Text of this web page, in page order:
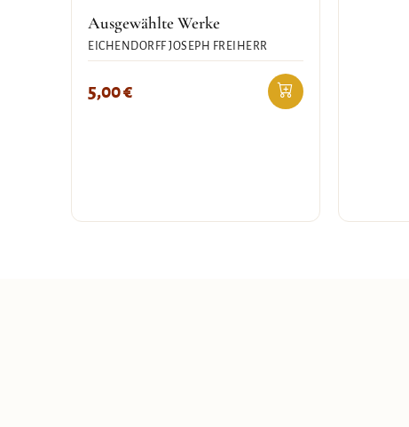
Ausgewählte Werke
EICHENDORFF JOSEPH FREIHERR
5,00€